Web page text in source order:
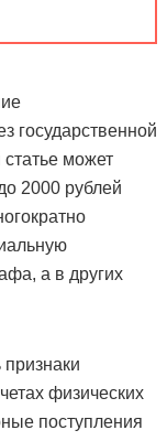
государственной
может
2000 рублей
а в других
физических
поступления